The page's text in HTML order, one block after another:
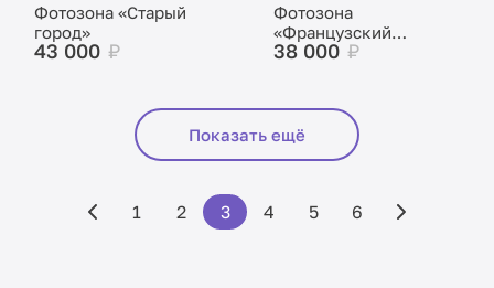
Фотозона «Старый
город»
43 000 ₽
Фотозона
«Французский
дворик»
38 000 ₽
Показать ещё
1 2 3 4 5 6